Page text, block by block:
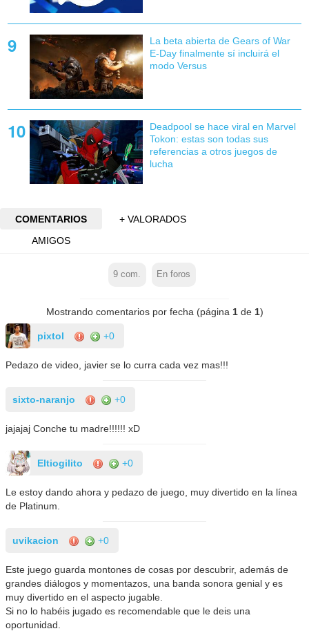
La beta abierta de Gears of War
E-Day finalmente sí incluirá el
modo Versus
Deadpool se hace viral en Marvel
Tokon: estas son todas sus
referencias a otros juegos de
lucha
COMENTARIOS
+ VALORADOS
AMIGOS
9 com. En foros
Mostrando comentarios por fecha (página 1de 1)
pixtol +0
Pedazo de video, javier se lo curra cada vez mas!!!
sixto-naranjo +0
jajajaj Conche tu madre!!!!!! xD
Eltiogilito +0
Le estoy dando ahora y pedazo de juego, muy divertido en la línea
de Platinum.
uvikacion +0
Este juego guarda montones de cosas por descubrir, además de
grandes diálogos y momentazos, una banda sonora genial y es
muy divertido en el aspecto jugable.
Si no lo habéis jugado es recomendable que le deis una
oportunidad.